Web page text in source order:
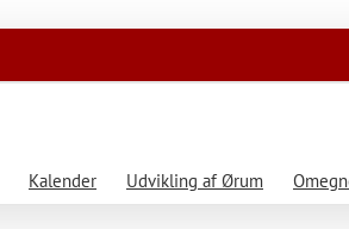
Kalender Udvikling af Ørum